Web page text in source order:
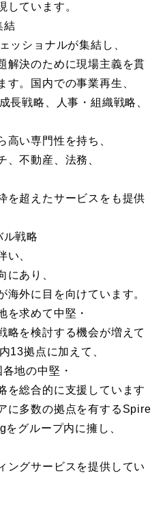
しています。
結
ッショナルが集結し、
解決のために現場主義を貫
す。国内での事業再生、
長戦略、人事・組織戦略、
高い専門性を持ち、
、不動産、法務、
を超えたサービスをも提供
ル戦略
い、
にあり、
海外に目を向けています。
を求めて中堅・
略を検討する機会が増えて
13拠点に加えて、
地の中堅・
を総合的に支援しています
に多数の拠点を有するSpire
グループ内に擁し、
ングサービスを提供してい